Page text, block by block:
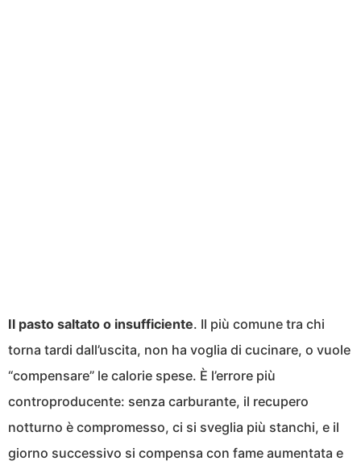
Il pasto saltato o insufficiente. Il più comune tra chi
torna tardi dall’uscita, non ha voglia di cucinare, o vuole
“compensare” le calorie spese. È l’errore più
controproducente: senza carburante, il recupero
notturno è compromesso, ci si sveglia più stanchi, e il
giorno successivo si compensa con fame aumentata e